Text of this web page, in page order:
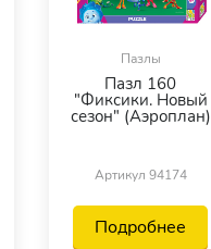
Пазлы
Пазл 160
"Фиксики. Новый
сезон" (Аэроплан)
Артикул 94174
Подробнее